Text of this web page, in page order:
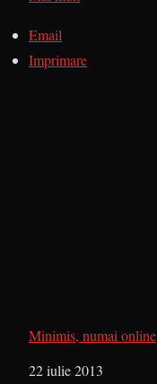
Email
Imprimare
Minimis, numai online
Dată
22 iulie 2013